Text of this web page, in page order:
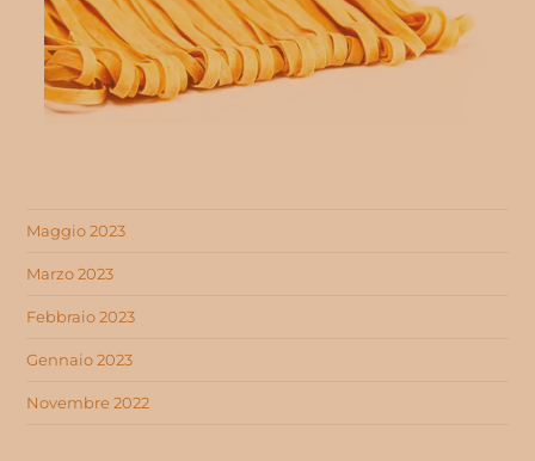
Maggio 2023
Marzo 2023
Febbraio 2023
Gennaio 2023
Novembre 2022